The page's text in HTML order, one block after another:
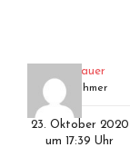
erothbauer
Teilnehmer
23. Oktober 2020
um 17:39 Uhr